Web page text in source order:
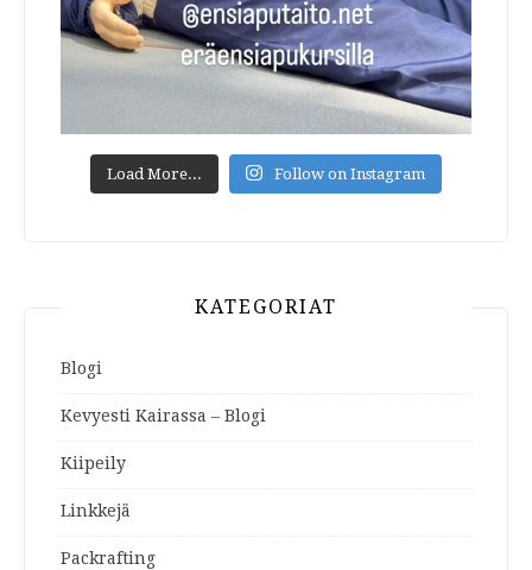
Load More... Follow on Instagram
KATEGORIAT
Blogi
Kevyesti Kairassa – Blogi
Kiipeily
Linkkejä
Packrafting